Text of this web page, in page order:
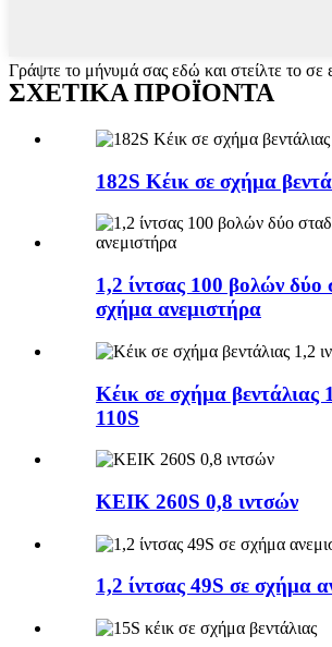
Γράψτε το μήνυμά σας εδώ και στείλτε το σε
ΣΧΕΤΙΚΑ ΠΡΟΪΟΝΤΑ
182S Κέικ σε σχήμα
1,2 ίντσας 100 βολών δύο
σχήμα ανεμιστήρα
Κέικ σε σχήμα βεντάλιας
110S
ΚΕΙΚ 260S 0,8 ιντσών
1,2 ίντσας 49S σε σχήμα